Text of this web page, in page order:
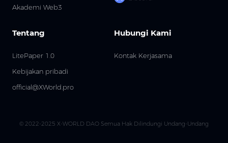
Akademi Web3
Tentang
LitePaper 1.0
Kebijakan pribadi
official@XWorld.pro
Hubungi Kami
Kontak Kerjasama
© 2022-2025 X-WORLD DAO Semua Hak Dilindungi Undang-Undang